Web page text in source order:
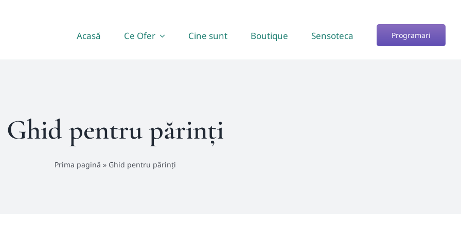
Acasă Ce Ofer Cine sunt Boutique Sensoteca Programari
Ghid pentru părinți
Prima pagină » Ghid pentru părinți